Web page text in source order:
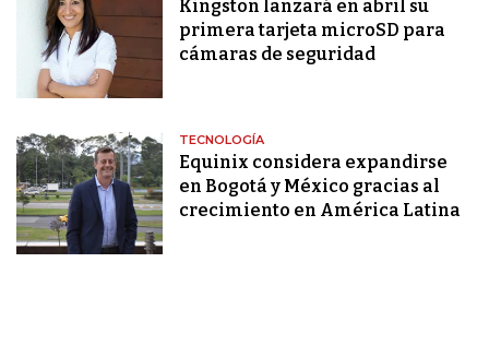
Kingston lanzará en abril su
primera tarjeta microSD para
cámaras de seguridad
TECNOLOGÍA
Equinix considera expandirse
en Bogotá y México gracias al
crecimiento en América Latina